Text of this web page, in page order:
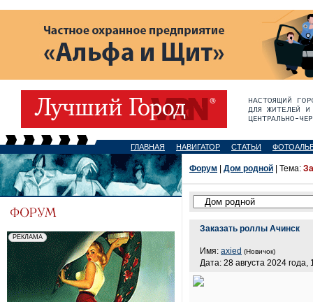
ГЛАВНАЯ НАВИГАТОР СТАТЬИ
Форум Дом родной | Тема:
Заказать роллы Ачинск
Имя: axied (Новичок)
Дата: 28 августа 2024 года,